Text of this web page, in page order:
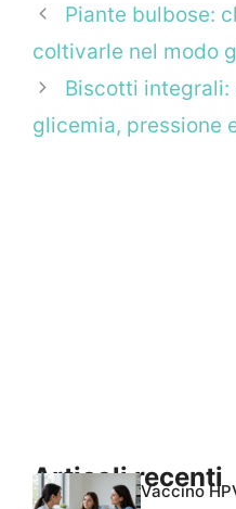
Piante bulbose:
coltivarle nel modo
Biscotti integrali:
glicemia, pressione
Articoli recenti
Vaccino